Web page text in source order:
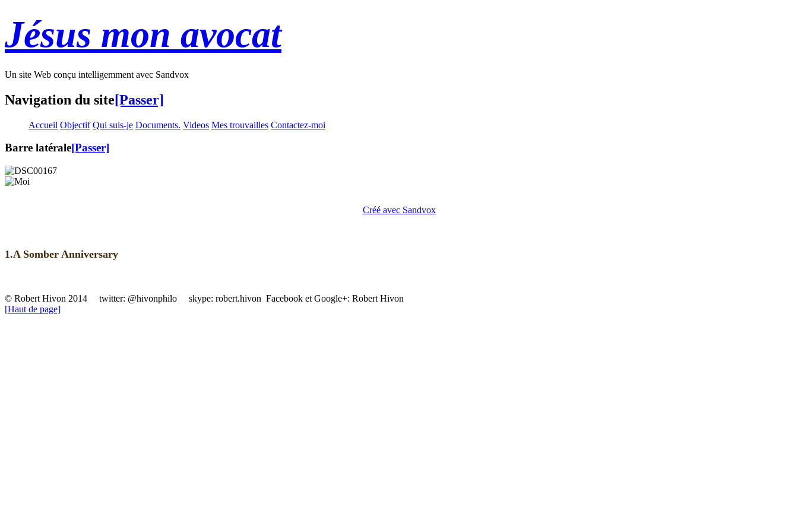
Jésus mon avocat
Un site Web conçu intelligemment avec Sandvox
Navigation du site[Passer]
Accueil Objectif Qui suis-je Documents. Videos Mes trouvailles Contactez-moi
Barre latérale[Passer]
Créé avec Sandvox
1.A Somber Anniversary
© Robert Hivon 2014 twitter: @hivonphilo skype: robert.hivon Facebook et Google+: Robert Hivon
[Haut de page]